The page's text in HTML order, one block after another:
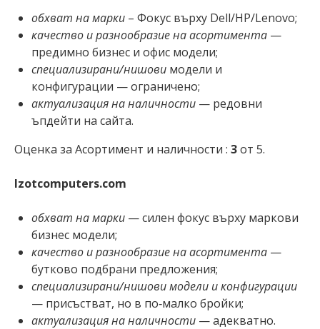
обхват на марки – Фокус върху Dell/HP/Lenovo;
качество и разнообразие на асортимента —
предимно бизнес и офис модели;
специализирани/нишови модели и
конфигурации — ограничено;
актуализация на наличности — редовни
ъпдейти на сайта.
Оценка за Асортимент и наличности : 3от 5.
Izotcomputers.com
обхват на марки — силен фокус върху маркови
бизнес модели;
качество и разнообразие на асортимента —
бутково подбрани предложения;
специализирани/нишови модели и конфигурации
— присъстват, но в по‑малко бройки;
актуализация на наличности — адекватно.